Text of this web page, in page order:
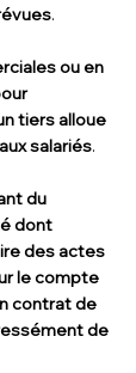
.
ou en
tiers alloue
salariés.
du
dont
des actes
le compte
contrat de
de